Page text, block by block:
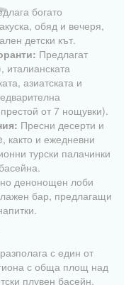
богато
обяд и вечеря,
детски кът.
Предлагат
италианската
азиатската и
от 7 нощувки).
Пресни десерти и
както и ежедневни
турски палачинки
денонощен лоби
бар, предлагащи
с един от
с обща площ над
плувен басейн.